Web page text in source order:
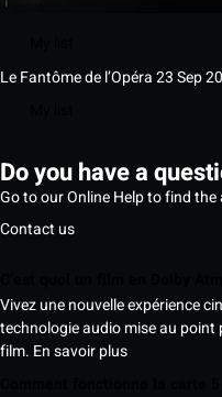
Le Fantôme de l’Opéra23 Sep
Do you have a
Go to our Online Help to find the
Contact us
Vivez une nouvelle expérience
technologie audio mise au
film. En savoir plus